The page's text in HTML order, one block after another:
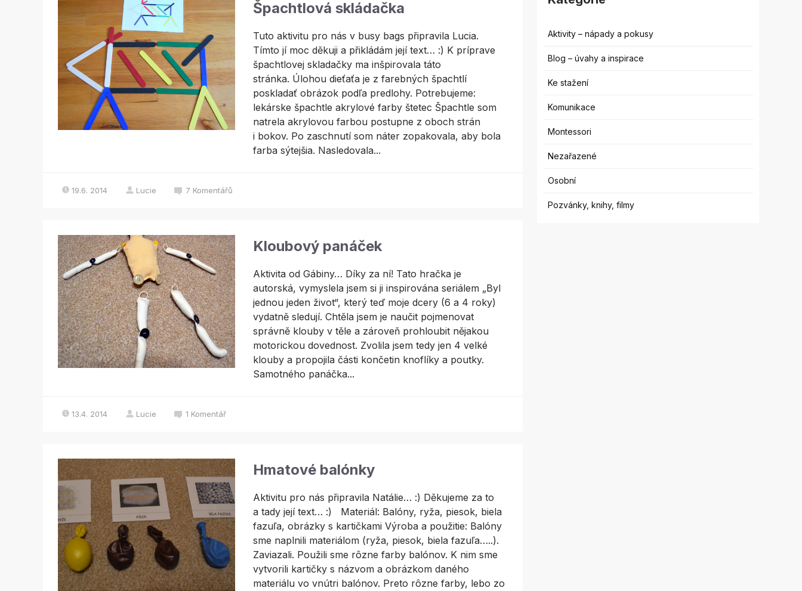
Špachtlová skládačka
Tuto aktivitu pro nás v busy bags připravila Lucia.
Tímto jí moc děkuji a přikládám její text… :) K príprave
špachtlovej skladačky ma inšpirovala táto
stránka. Úlohou dieťaťa je z farebných špachtlí
poskladať obrázok podľa predlohy. Potrebujeme:
lekárske špachtle akrylové farby štetec Špachtle som
natrela akrylovou farbou postupne z oboch strán
i bokov. Po zaschnutí som náter zopakovala, aby bola
farba sýtejšia. Nasledovala...
19.6. 2014 Lucie 7 Komentářů
Kloubový panáček
Aktivita od Gábiny… Díky za ní! Tato hračka je
autorská, vymyslela jsem si ji inspirována seriálem „Byl
jednou jeden život“, který teď moje dcery (6 a 4 roky)
vydatně sledují. Chtěla jsem je naučit pojmenovat
správně klouby v těle a zároveň prohloubit nějakou
motorickou dovednost. Zvolila jsem tedy jen 4 velké
klouby a propojila části končetin knoflíky a poutky.
Samotného panáčka...
13.4. 2014 Lucie 1 Komentář
Hmatové balónky
Aktivitu pro nás připravila Natálie… :) Děkujeme za to
a tady její text… :) Materiál: Balóny, ryža, piesok, biela
fazuľa, obrázky s kartičkami Výroba a použitie: Balóny
sme naplnili materiálom (ryža, piesok, biela fazuľa…..).
Zaviazali. Použili sme rôzne farby balónov. K nim sme
vytvorili kartičky s názvom a obrázkom daného
materiálu vo vnútri balónov. Preto rôzne farby, lebo zo
Aktivity – nápady a pokusy
Blog – úvahy a inspirace
Ke stažení
Komunikace
Montessori
Nezařazené
Osobní
Pozvánky, knihy, filmy